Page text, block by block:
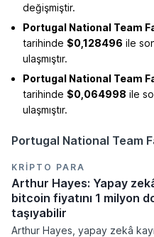
değişmiştir.
Portugal National Team
tarihinde $0,128496 ile
ulaşmıştır.
Portugal National Team
tarihinde $0,064998 ile
ulaşmıştır.
Portugal National Team
KRIPTO PARA
Arthur Hayes: Yapay
bitcoin fiyatını 1 milyon
taşıyabilir
Arthur Hayes, yapay zekâ